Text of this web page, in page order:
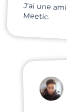
J'ai une
Meetic.